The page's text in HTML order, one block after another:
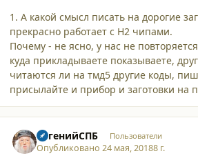
1. А какой смысл писать на дорогие
прекрасно работает с Н2 чипами.
Почему - не ясно, у нас не
куда прикладываете показываете,
читаются ли на тмд5 другие коды,
присылайте и прибор и заготовки на
ЕвгенийСПБ Пользователи
Опубликовано24 мая, 20188 г.